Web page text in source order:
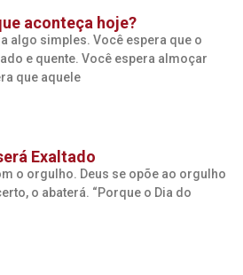
aconteça hoje?
algo simples. Você espera que o
e quente. Você espera almoçar
que aquele
Exaltado
o orgulho. Deus se opõe ao orgulho
o abaterá. “Porque o Dia do